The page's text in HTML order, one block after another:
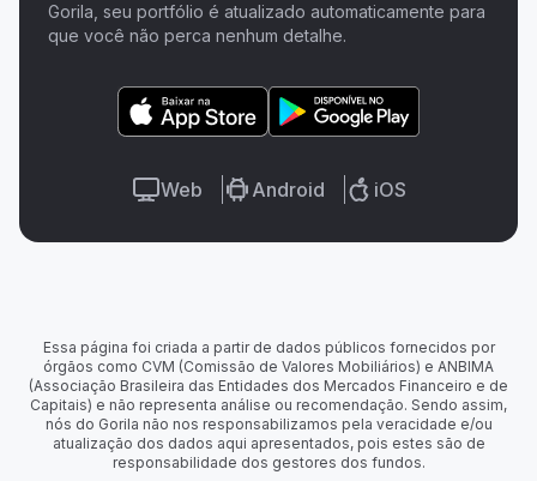
Gorila, seu portfólio é atualizado automaticamente para
que você não perca nenhum detalhe.
Web Android iOS
Essa página foi criada a partir de dados públicos fornecidos por
órgãos como CVM (Comissão de Valores Mobiliários) e ANBIMA
(Associação Brasileira das Entidades dos Mercados Financeiro e de
Capitais) e não representa análise ou recomendação. Sendo assim,
nós do Gorila não nos responsabilizamos pela veracidade e/ou
atualização dos dados aqui apresentados, pois estes são de
responsabilidade dos gestores dos fundos.